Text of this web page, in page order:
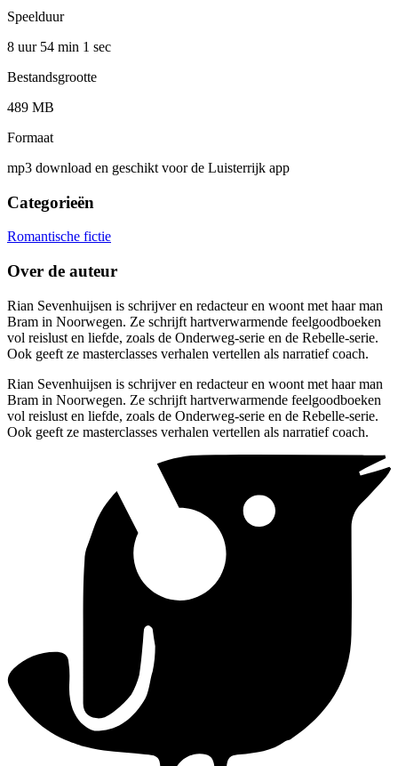
Speelduur
8 uur 54 min 1 sec
Bestandsgrootte
489 MB
Formaat
mp3 download en geschikt voor de Luisterrijk app
Categorieën
Romantische fictie
Over de auteur
Rian Sevenhuijsen is schrijver en redacteur en woont met haar man
Bram in Noorwegen. Ze schrijft hartverwarmende feelgoodboeken
vol reislust en liefde, zoals de Onderweg-serie en de Rebelle-serie.
Ook geeft ze masterclasses verhalen vertellen als narratief coach.
Rian Sevenhuijsen is schrijver en redacteur en woont met haar man
Bram in Noorwegen. Ze schrijft hartverwarmende feelgoodboeken
vol reislust en liefde, zoals de Onderweg-serie en de Rebelle-serie.
Ook geeft ze masterclasses verhalen vertellen als narratief coach.